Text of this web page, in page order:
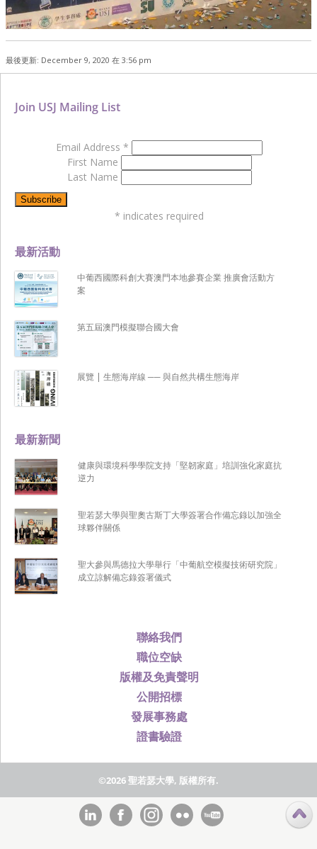
最後更新: December 9, 2020 在 3:56 pm
聯絡我們
職位空缺
版權及免責聲明
公開招標
發展事務處
證書驗證
最新新聞
健康與環境科學學院支持「堅韌家庭」培訓強化家庭抗
逆力
聖若瑟大學與聖奧古斯丁大學簽署合作備忘錄以加強全
球夥伴關係
聖大參與馬德拉大學舉行「中葡航空模擬技術研究院」
成立諒解備忘錄簽署儀式
最新活動
中葡西國際科創大賽澳門本地參賽企業 推廣會活動方
案
第五屆澳門模擬聯合國大會
展覽 | 生態海岸線 ── 與自然共構生態海岸
Join USJ Mailing List
Email Address *
First Name
Last Name
* indicates required
©2026 聖若瑟大學, 版權所有.